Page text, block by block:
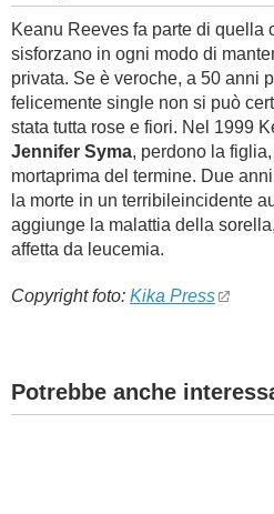
Keanu Reeves fa parte di quella
sisforzano in ogni modo di
privata. Se è veroche, a 50 anni
felicemente single non si può
stata tutta rose e fiori. Nel 1999
Jennifer Syma, perdono la
mortaprima del termine. Due
la morte in un terribileincidente
aggiunge la malattia della sorella,
affetta da leucemia.
Copyright foto: Kika Press
Potrebbe anche